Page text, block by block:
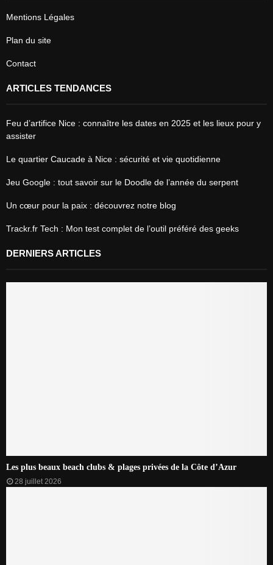
Mentions Légales
Plan du site
Contact
ARTICLES TENDANCES
Feu d’artifice Nice : connaître les dates en 2025 et les lieux pour y
assister
Le quartier Caucade à Nice : sécurité et vie quotidienne
Jeu Google : tout savoir sur le Doodle de l’année du serpent
Un cœur pour la paix : découvrez notre blog
Trackr.fr Tech : Mon test complet de l’outil préféré des geeks
DERNIERS ARTICLES
Les plus beaux beach clubs & plages privées de la Côte d’Azur
28 juillet 2026